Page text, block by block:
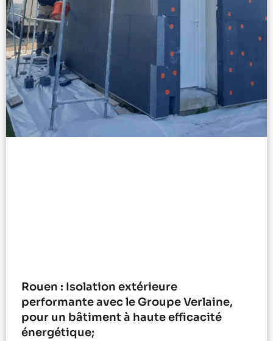
Rouen : Isolation extérieure
performante avec le Groupe Verlaine,
pour un bâtiment à haute efficacité
énergétique;